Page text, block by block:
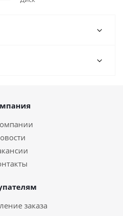
заказа